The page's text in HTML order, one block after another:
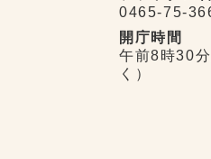
0465-75-
開庁時間
午前8時30
く）